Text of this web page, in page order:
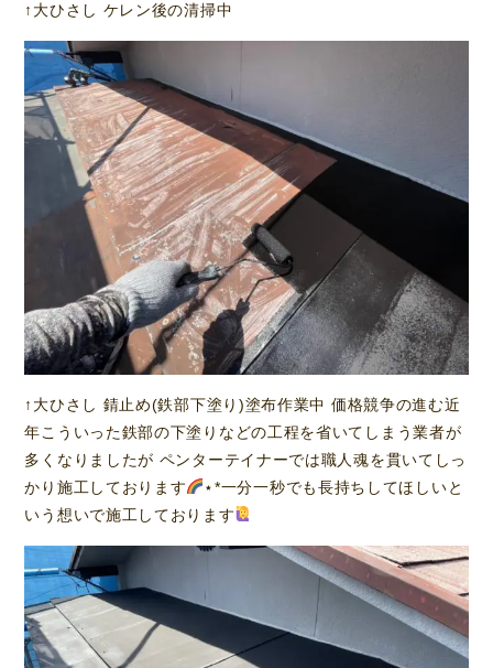
↑大ひさし ケレン後の清掃中
↑大ひさし 錆止め(鉄部下塗り)塗布作業中 価格競争の進む近
年こういった鉄部の下塗りなどの工程を省いてしまう業者が
多くなりましたが ペンターテイナーでは職人魂を貫いてしっ
かり施工しております
⋆*一分一秒でも長持ちしてほしいと
いう想いで施工しております